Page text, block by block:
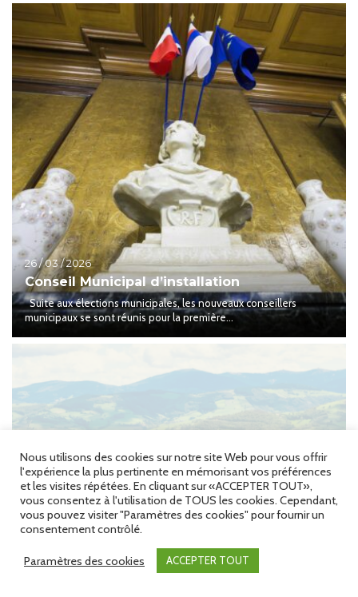
26 / 03 / 2026
Conseil Municipal d’installation
Suite aux élections municipales, les nouveaux conseillers
municipaux se sont réunis pour la première...
Nous utilisons des cookies sur notre site Web pour vous offrir
l'expérience la plus pertinente en mémorisant vos préférences
et les visites répétées. En cliquant sur «ACCEPTER TOUT»,
vous consentez à l'utilisation de TOUS les cookies. Cependant,
vous pouvez visiter "Paramètres des cookies" pour fournir un
consentement contrôlé.
Paramètres des cookies ACCEPTER TOUT